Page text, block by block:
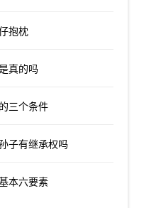
抱枕
真的吗
三个条件
子有继承权吗
本六要素